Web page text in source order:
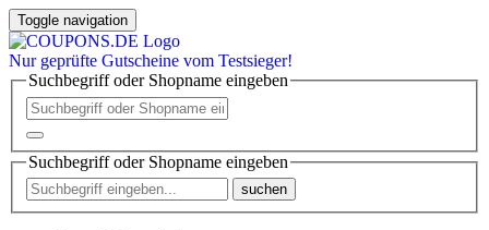
Toggle navigation
Nur geprüfte Gutscheine vom Testsieger!
Suchbegriff oder Shopname eingeben
Suchbegriff oder Shopname eingeben
suchen